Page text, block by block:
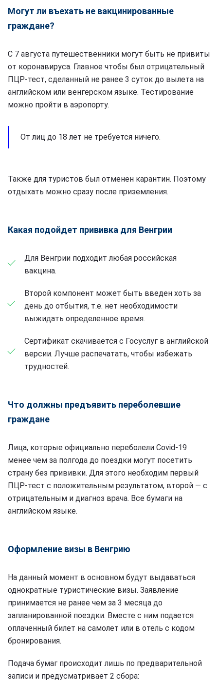
Могут ли въехать не вакцинированные
граждане?
C 7 августа путешественники могут быть не привиты
от коронавируса. Главное чтобы был отрицательный
ПЦР-тест, сделанный не ранее 3 суток до вылета на
английском или венгерском языке. Тестирование
можно пройти в аэропорту.
От лиц до 18 лет не требуется ничего.
Также для туристов был отменен карантин. Поэтому
отдыхать можно сразу после приземления.
Какая подойдет прививка для Венгрии
Для Венгрии подходит любая российская
вакцина.
Второй компонент может быть введен хоть за
день до отбытия, т.е. нет необходимости
выжидать определенное время.
Сертификат скачивается с Госуслуг в английской
версии. Лучше распечатать, чтобы избежать
трудностей.
Что должны предъявить переболевшие
граждане
Лица, которые официально переболели Covid-19
менее чем за полгода до поездки могут посетить
страну без прививки. Для этого необходим первый
ПЦР-тест с положительным результатом, второй — с
отрицательным и диагноз врача. Все бумаги на
английском языке.
Оформление визы в Венгрию
На данный момент в основном будут выдаваться
однократные туристические визы. Заявление
принимается не ранее чем за 3 месяца до
запланированной поездки. Вместе с ним подается
оплаченный билет на самолет или в отель с кодом
бронирования.
Подача бумаг происходит лишь по предварительной
записи и предусматривает 2 сбора: